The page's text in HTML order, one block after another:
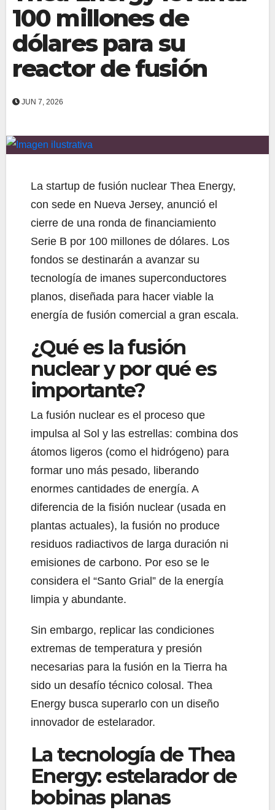
100 millones de
dólares para su
reactor de fusión
JUN 7, 2026
La startup de fusión nuclear Thea Energy,
con sede en Nueva Jersey, anunció el
cierre de una ronda de financiamiento
Serie B por 100 millones de dólares. Los
fondos se destinarán a avanzar su
tecnología de imanes superconductores
planos, diseñada para hacer viable la
energía de fusión comercial a gran escala.
¿Qué es la fusión
nuclear y por qué es
importante?
La fusión nuclear es el proceso que
impulsa al Sol y las estrellas: combina dos
átomos ligeros (como el hidrógeno) para
formar uno más pesado, liberando
enormes cantidades de energía. A
diferencia de la fisión nuclear (usada en
plantas actuales), la fusión no produce
residuos radiactivos de larga duración ni
emisiones de carbono. Por eso se le
considera el “Santo Grial” de la energía
limpia y abundante.
Sin embargo, replicar las condiciones
extremas de temperatura y presión
necesarias para la fusión en la Tierra ha
sido un desafío técnico colosal. Thea
Energy busca superarlo con un diseño
innovador de estelarador.
La tecnología de Thea
Energy: estelarador de
bobinas planas